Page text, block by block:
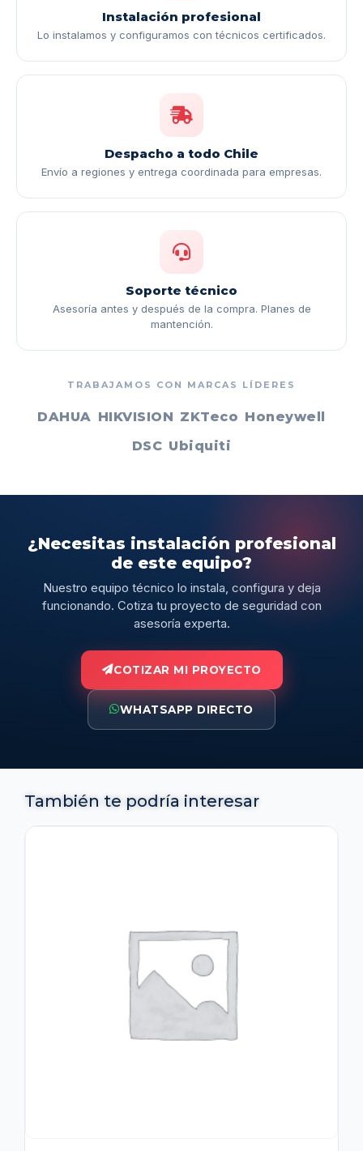
Instalación profesional
Lo instalamos y configuramos con técnicos certificados.
Despacho a todo Chile
Envío a regiones y entrega coordinada para empresas.
Soporte técnico
Asesoría antes y después de la compra. Planes de
mantención.
TRABAJAMOS CON MARCAS LÍDERES
DAHUA HIKVISION ZKTeco Honeywell
DSC Ubiquiti
¿Necesitas instalación profesional
de este equipo?
Nuestro equipo técnico lo instala, configura y deja
funcionando. Cotiza tu proyecto de seguridad con
asesoría experta.
COTIZAR MI PROYECTO
WHATSAPP DIRECTO
También te podría interesar